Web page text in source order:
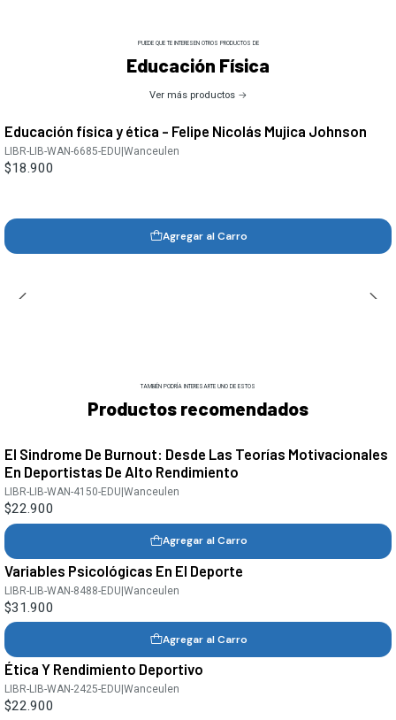
PUEDE QUE TE INTERESEN OTROS PRODUCTOS DE
Educación Física
Ver más productos
Educación física y ética - Felipe Nicolás Mujica Johnson
LIBR-LIB-WAN-6685-EDU |Wanceulen
$18.900
Agregar al Carro
TAMBIÉN PODRÍA INTERESARTE UNO DE ESTOS
Productos recomendados
El Sindrome De Burnout: Desde Las Teorías Motivacionales
En Deportistas De Alto Rendimiento
LIBR-LIB-WAN-4150-EDU |Wanceulen
$22.900
Agregar al Carro
Variables Psicológicas En El Deporte
LIBR-LIB-WAN-8488-EDU|Wanceulen
$31.900
Agregar al Carro
Ética Y Rendimiento Deportivo
LIBR-LIB-WAN-2425-EDU |Wanceulen
$22.900